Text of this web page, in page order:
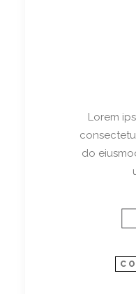
Lorem
do